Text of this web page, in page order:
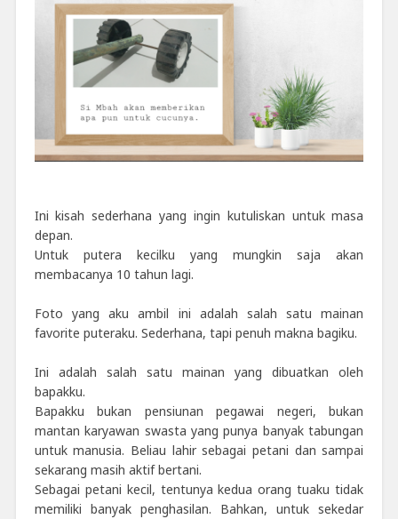
Ini kisah sederhana yang ingin kutuliskan untuk masa
depan.
Untuk putera kecilku yang mungkin saja akan
membacanya 10 tahun lagi.
Foto yang aku ambil ini adalah salah satu mainan
favorite puteraku. Sederhana, tapi penuh makna bagiku.
Ini adalah salah satu mainan yang dibuatkan oleh
bapakku.
Bapakku bukan pensiunan pegawai negeri, bukan
mantan karyawan swasta yang punya banyak tabungan
untuk manusia. Beliau lahir sebagai petani dan sampai
sekarang masih aktif bertani.
Sebagai petani kecil, tentunya kedua orang tuaku tidak
memiliki banyak penghasilan. Bahkan, untuk sekedar